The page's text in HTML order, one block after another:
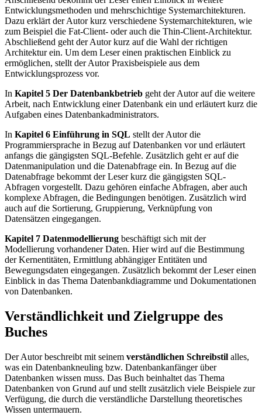
Entwicklungsmethoden und mehrschichtige Systemarchitekturen.
Dazu erklärt der Autor kurz verschiedene Systemarchitekturen, wie
zum Beispiel die Fat-Client- oder auch die Thin-Client-Architektur.
Abschließend geht der Autor kurz auf die Wahl der richtigen
Architektur ein. Um dem Leser einen praktischen Einblick zu
ermöglichen, stellt der Autor Praxisbeispiele aus dem
Entwicklungsprozess vor.
In Kapitel 5 Der Datenbankbetrieb geht der Autor auf die weitere
Arbeit, nach Entwicklung einer Datenbank ein und erläutert kurz die
Aufgaben eines Datenbankadministrators.
In Kapitel 6 Einführung in SQL stellt der Autor die
Programmiersprache in Bezug auf Datenbanken vor und erläutert
anfangs die gängigsten SQL-Befehle. Zusätzlich geht er auf die
Datenmanipulation und die Datenabfrage ein. In Bezug auf die
Datenabfrage bekommt der Leser kurz die gängigsten SQL-
Abfragen vorgestellt. Dazu gehören einfache Abfragen, aber auch
komplexe Abfragen, die Bedingungen benötigen. Zusätzlich wird
auch auf die Sortierung, Gruppierung, Verknüpfung von
Datensätzen eingegangen.
Kapitel 7 Datenmodellierung beschäftigt sich mit der
Modellierung vorhandener Daten. Hier wird auf die Bestimmung
der Kernentitäten, Ermittlung abhängiger Entitäten und
Bewegungsdaten eingegangen. Zusätzlich bekommt der Leser einen
Einblick in das Thema Datenbankdiagramme und Dokumentationen
von Datenbanken.
Verständlichkeit und Zielgruppe des
Buches
Der Autor beschreibt mit seinem verständlichen Schreibstil alles,
was ein Datenbankneuling bzw. Datenbankanfänger über
Datenbanken wissen muss. Das Buch beinhaltet das Thema
Datenbanken von Grund auf und stellt zusätzlich viele Beispiele zur
Verfügung, die durch die verständliche Darstellung theoretisches
Wissen untermauern.